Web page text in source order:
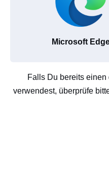
Microsoft
Falls Du bereits
verwendest, überprüfe